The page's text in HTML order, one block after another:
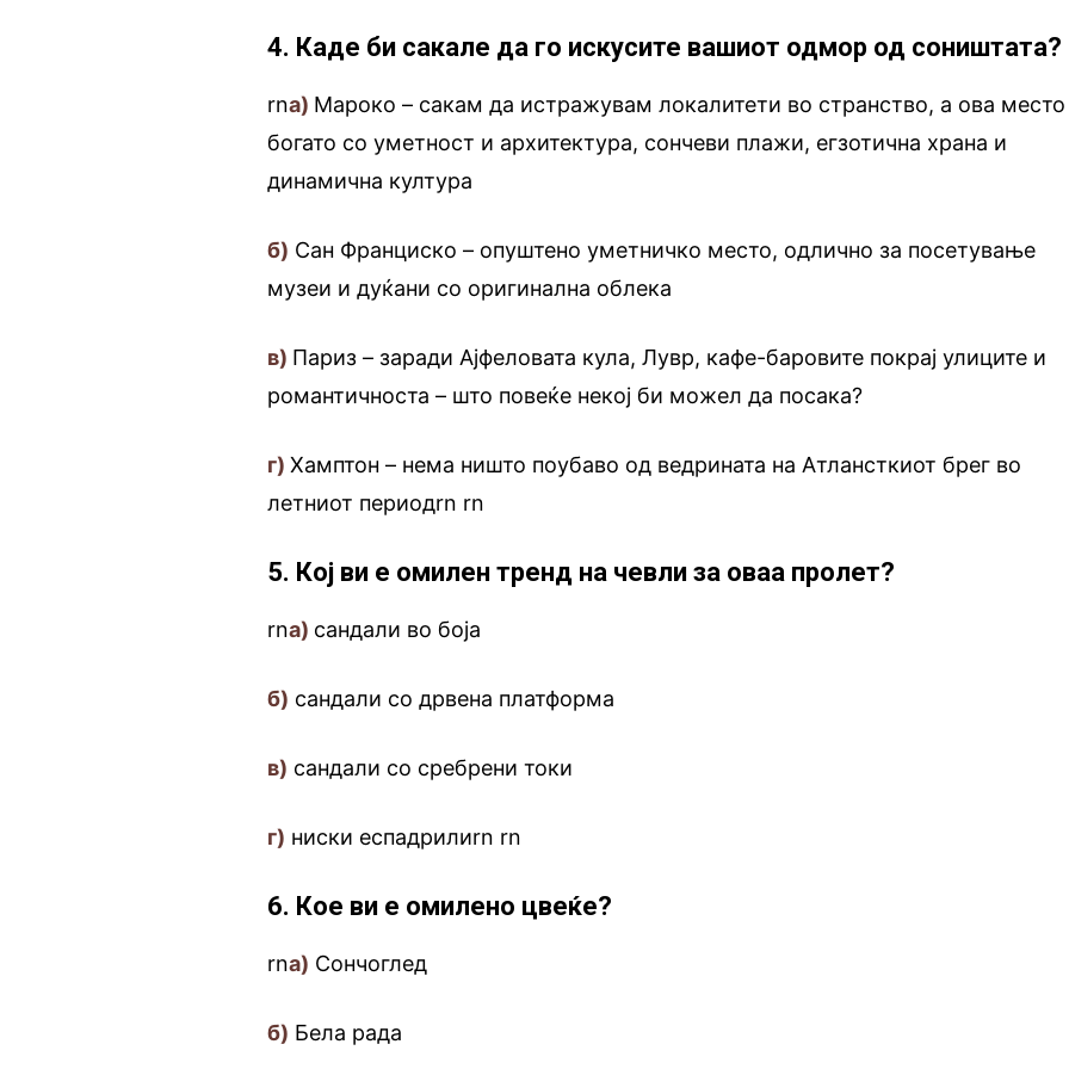
4. Каде би сакале да го искусите вашиот одмор од соништата?
rnа) Мароко – сакам да истражувам локалитети во странство, а ова
богато со уметност и архитектура, сончеви плажи, егзотична храна и
динамична култура
б) Сан Франциско – опуштено уметничко место, одлично за посетување
музеи и дуќани со оригинална облека
в) Париз – заради Ајфеловата кула, Лувр, кафе-баровите покрај улиците и
романтичноста – што повеќе некој би можел да посака?
г)Хамптон – нема ништо поубаво од ведрината на Атлансткиот брег во
летниот периодrn rn
5. Кој ви е омилен тренд на чевли за оваа пролет?
rnа) сандали во боја
б) сандали со дрвена платформа
в) сандали со сребрени токи
г) ниски еспадрилиrn rn
6. Кое ви е омилено цвеќе?
rnа) Сончоглед
б) Бела рада